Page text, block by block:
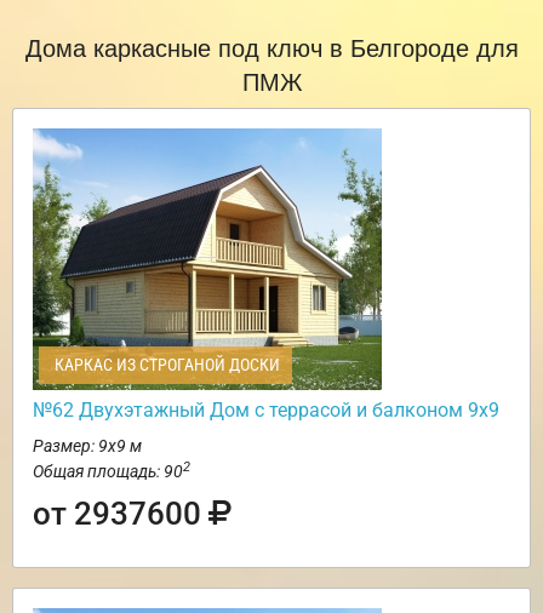
Дома каркасные под ключ в Белгороде для
ПМЖ
КАРКАС ИЗ СТРОГАНОЙ ДОСКИ
№62 Двухэтажный Дом с террасой и балконом 9х9
Размер: 9х9 м
Общая площадь: 902
от 2937600